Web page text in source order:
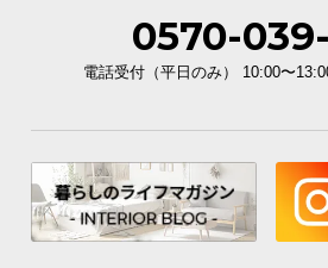
0570-
電話受付（平日のみ） 10:00〜